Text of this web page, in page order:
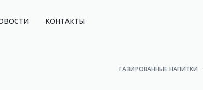
КОНТАКТЫ
ГАЗИРОВАННЫЕ НАПИТКИ